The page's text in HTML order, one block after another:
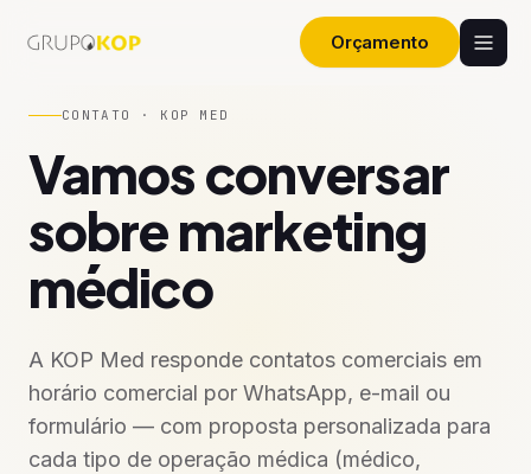
Orçamento
Oftalmologista
Pediatra
Psiquiatra
Otorrinolaringologista
Gastroenterologista
Reumatologista
CONTATO · KOP MED
Vamos conversar
sobre marketing
médico
A KOP Med responde contatos comerciais em
horário comercial por WhatsApp, e-mail ou
formulário — com proposta personalizada para
cada tipo de operação médica (médico,